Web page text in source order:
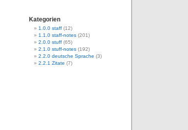
Kategorien
1.0.0 staff (12)
1.1.0 staff-notes (201)
2.0.0 stuff (65)
2.1.0 stuff-notes (192)
2.2.0 deutsche Sprache (3)
2.2.1 Zitate (7)